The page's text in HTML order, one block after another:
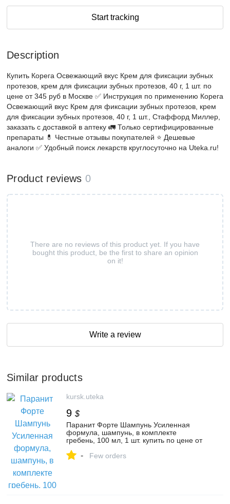
Start tracking
Description
Купить Корега Освежающий вкус Крем для фиксации зубных
протезов, крем для фиксации зубных протезов, 40 г, 1 шт. по
цене от 345 руб в Москве ✅ Инструкция по применению Корега
Освежающий вкус Крем для фиксации зубных протезов, крем
для фиксации зубных протезов, 40 г, 1 шт., Стаффорд Миллер,
заказать с доставкой в аптеку 🚛 Только сертифицированные
препараты 💊 Честные отзывы покупателей ⭐ Дешевые
аналоги ✅ Удобный поиск лекарств круглосуточно на Uteka.ru!
Product reviews 0
There are no reviews of this product yet. If you have
bought this product, be the first to share an opinion
on it!
Write a review
Similar products
kursk.uteka
9 $
Паранит Форте Шампунь Усиленная
формула, шампунь, в комплекте
гребень, 100 мл, 1 шт. купить по цене от
аптеку, инструкция по применению,
- Few orders